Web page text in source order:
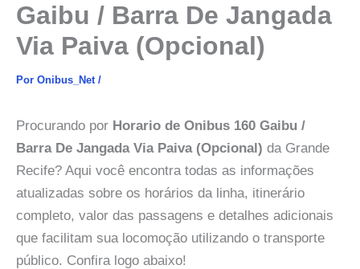
Gaibu / Barra De Jangada
Via Paiva (Opcional)
Por Onibus_Net /
Procurando por Horario de Onibus 160 Gaibu /
Barra De Jangada Via Paiva (Opcional) da Grande
Recife? Aqui você encontra todas as informações
atualizadas sobre os horários da linha, itinerário
completo, valor das passagens e detalhes adicionais
que facilitam sua locomoção utilizando o transporte
público. Confira logo abaixo!